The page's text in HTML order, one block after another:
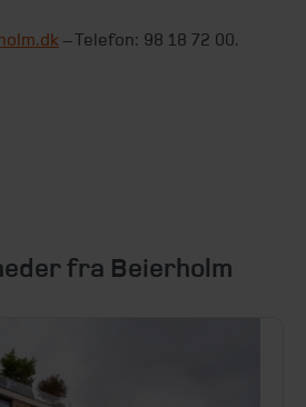
– Telefon: 98 18 72 00.
fra Beierholm